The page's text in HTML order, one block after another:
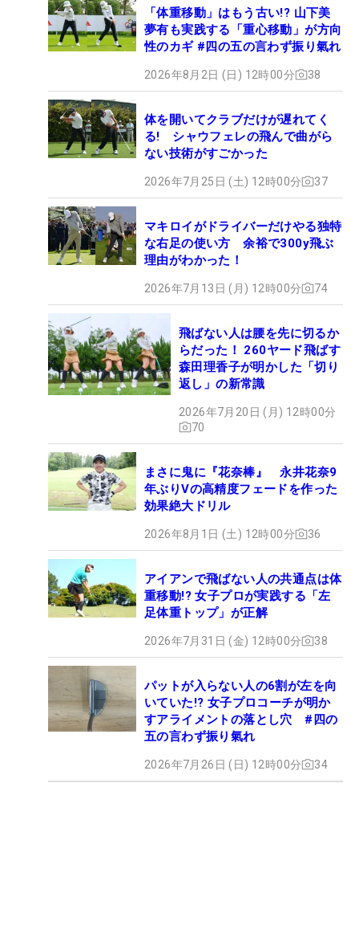
「体重移動」はもう古い!? 山下美
夢有も実践する「重心移動」が方向
性のカギ #四の五の言わず振り氣れ
2026年8月2日 (日) 12時00分 38
体を開いてクラブだけが遅れてく
る! シャウフェレの飛んで曲がら
ない技術がすごかった
2026年7月25日 (土) 12時00分 37
マキロイがドライバーだけやる独特
な右足の使い方 余裕で300y飛ぶ
理由がわかった！
2026年7月13日 (月) 12時00分 74
飛ばない人は腰を先に切るか
らだった！ 260ヤード飛ばす
森田理香子が明かした「切り
返し」の新常識
2026年7月20日 (月) 12時00分
70
まさに鬼に『花奈棒』 永井花奈9
年ぶりVの高精度フェードを作った
効果絶大ドリル
2026年8月1日 (土) 12時00分 36
アイアンで飛ばない人の共通点は体
重移動!? 女子プロが実践する「左
足体重トップ」が正解
2026年7月31日 (金) 12時00分 38
パットが入らない人の6割が左を向
いていた!? 女子プロコーチが明か
すアライメントの落とし穴 #四の
五の言わず振り氣れ
2026年7月26日 (日) 12時00分 34